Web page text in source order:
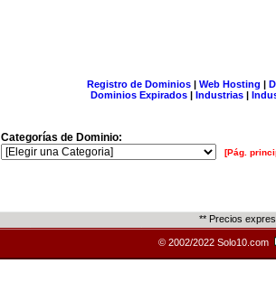
Registro de Dominios| Web Hosting |
Dominios Expirados | Industrias |
Categorías de Dominio:
[Pág.
** Precios
© 2002/2022 Solo10.com